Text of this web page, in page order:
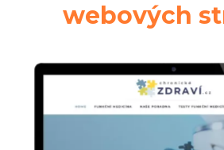
webových